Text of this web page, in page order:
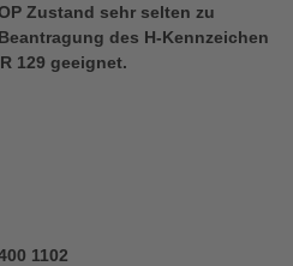
Zustand sehr selten zu
des H-Kennzeichen
129 geeignet.
1102